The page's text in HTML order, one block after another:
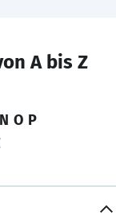
A bis Z
N O P